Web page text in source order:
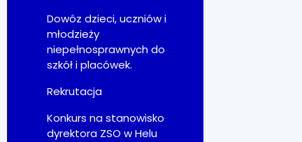
Dowóz dzieci, uczniów i
młodzieży
niepełnosprawnych do
szkół i placówek.
Rekrutacja
Konkurs na stanowisko
dyrektora ZSO w Helu